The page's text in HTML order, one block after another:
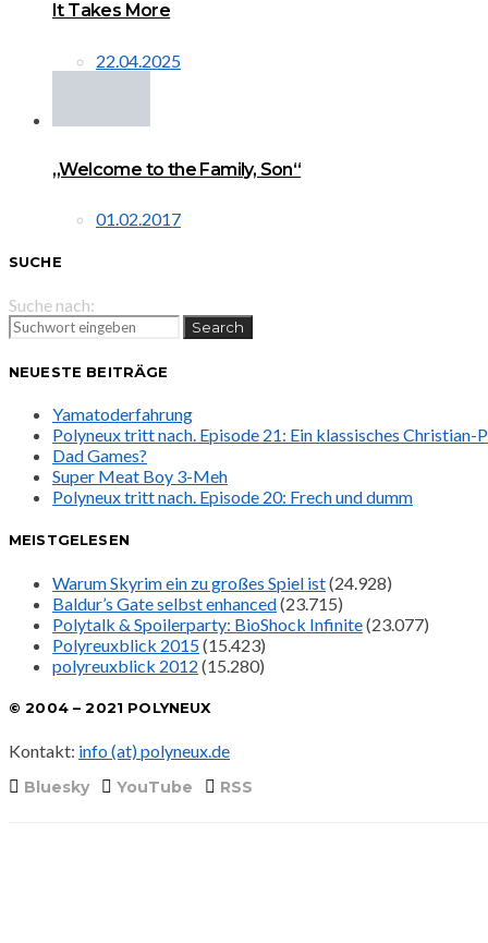
It Takes More
22.04.2025
„Welcome to the Family, Son“
01.02.2017
SUCHE
Suche nach:
Search
NEUESTE BEITRÄGE
Yamatoderfahrung
Polyneux tritt nach. Episode 21: Ein klassisches Christian-
Dad Games?
Super Meat Boy 3-Meh
Polyneux tritt nach. Episode 20: Frech und dumm
MEISTGELESEN
Warum Skyrim ein zu großes Spiel ist(24.928)
Baldur’s Gate selbst enhanced(23.715)
Polytalk & Spoilerparty: BioShock Infinite(23.077)
Polyreuxblick 2015(15.423)
polyreuxblick 2012 (15.280)
© 2004 – 2021 POLYNEUX
Kontakt: info (at) polyneux.de
Bluesky YouTube RSS